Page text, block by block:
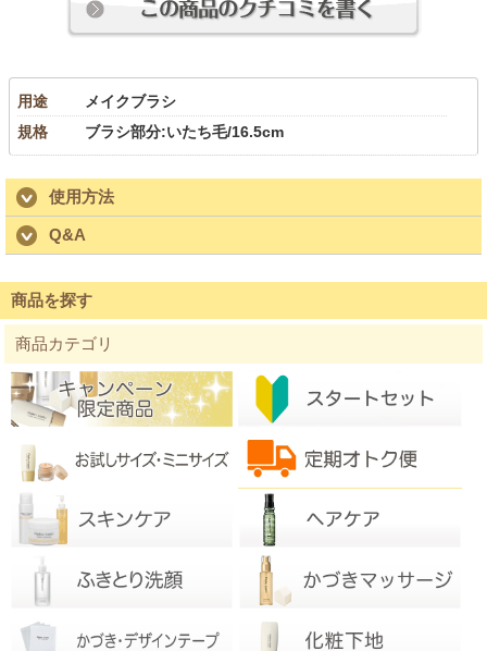
用途
メイクブラシ
規格
ブラシ部分:いたち毛/16.5cm
使用方法
Q&A
商品を探す
商品カテゴリ